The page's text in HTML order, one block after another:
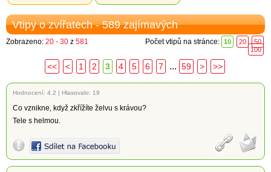
Vtipy o zvířatech - 589 zajímavých
Zobrazeno: 20 - 30 z 581 Počet vtipů na stránce: 10 20
50
100
<< < 1 2 3 4 5 6 7 ... 59 > >>
Hodnocení: 4.2 | Hlasovalo: 19
Co vznikne, když zkřížíte želvu s krávou?
Tele s helmou.